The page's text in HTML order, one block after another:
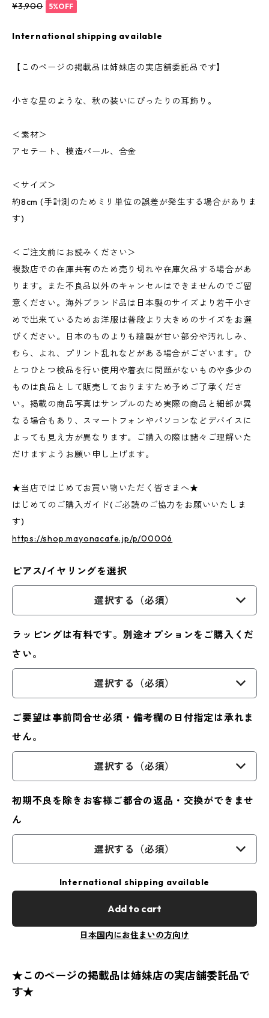
¥3,900 5%OFF
International shipping available
【このページの掲載品は姉妹店の実店舗委託品です】
小さな星のような、秋の装いにぴったりの耳飾り。
＜素材＞
アセテート、模造パール、合金
＜サイズ＞
約8cm (手計測のためミリ単位の誤差が発生する場合がありま
す)
＜ご注文前にお読みください＞
複数店での在庫共有のため売り切れや在庫欠品する場合があ
ります。また不良品以外のキャンセルはできませんのでご留
意ください。海外ブランド品は日本製のサイズより若干小さ
めで出来ているためお洋服は普段より大きめのサイズをお選
びください。日本のものよりも縫製が甘い部分や汚れしみ、
むら、よれ、プリント乱れなどがある場合がございます。ひ
とつひとつ検品を行い使用や着衣に問題がないものや多少の
ものは良品として販売しておりますため予めご了承くださ
い。掲載の商品写真はサンプルのため実際の商品と細部が異
なる場合もあり、スマートフォンやパソコンなどデバイスに
よっても見え方が異なります。ご購入の際は諸々ご理解いた
だけますようお願い申し上げます。
★当店ではじめてお買い物いただく皆さまへ★
はじめてのご購入ガイド(ご必読のご協力をお願いいたしま
す)
https://shop.mayonacafe.jp/p/00006
ピアス/イヤリングを選択
選択する（必須）
ラッピングは有料です。別途オプションをご購入くだ
さい。
選択する（必須）
ご要望は事前問合せ必須・備考欄の日付指定は承れま
せん。
選択する（必須）
初期不良を除きお客様ご都合の返品・交換ができませ
ん
選択する（必須）
International shipping available
Add to cart
日本国内にお住まいの方向け
★このページの掲載品は姉妹店の実店舗委託品で
す★